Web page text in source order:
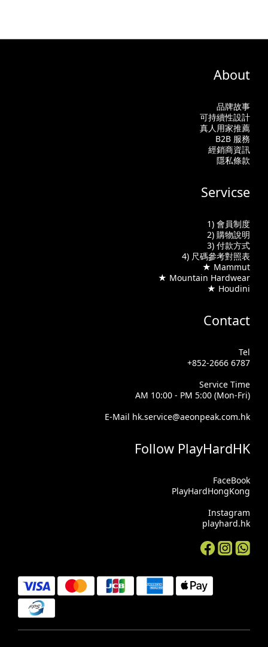
About
品牌故事
可持續性設計
真人用家推薦
B2B 服務
經銷商資訊
隱私條款
Servicse
1) 會員制度
2) 購物說明
3) 付款方式
4) 尺碼參考對照表
★ Mammut
★ Mountain Hardwear
★ Houdini
Contact
Tel
+852-2666 6787
Service Time
AM 10:00 - PM 5:00 (Mon-Fri)
E-Mail hk.service@aeonpeak.com.hk
Follow PlayHardHK
FaceBook
PlayHardHongKong
Instagram
playhard.hk